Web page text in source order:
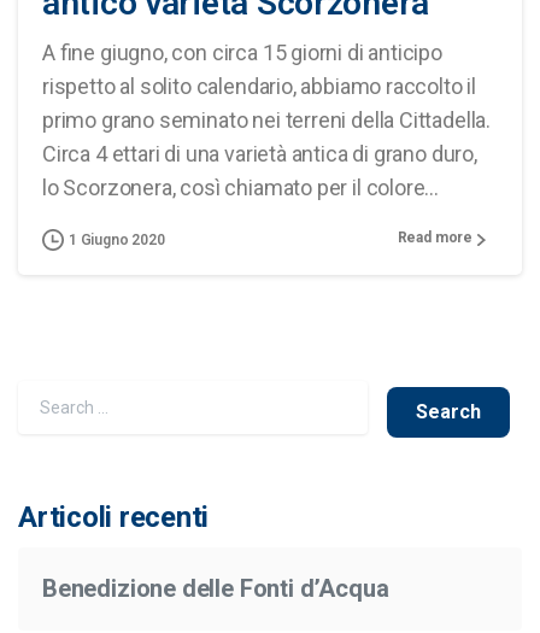
A fine giugno, con circa 15 giorni di anticipo
rispetto al solito calendario, abbiamo raccolto il
primo grano seminato nei terreni della Cittadella.
Circa 4 ettari di una varietà antica di grano duro,
lo Scorzonera, così chiamato per il colore...
1 Giugno 2020 Read more
Articoli recenti
Benedizione delle Fonti d’Acqua